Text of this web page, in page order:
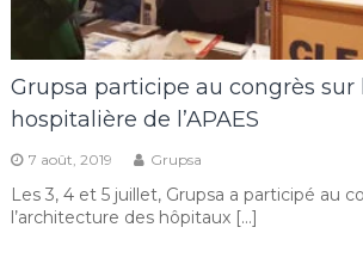
Grupsa participe au congrès sur
hospitalière de l’APAES
7 août, 2019 Grupsa
Les 3, 4 et 5 juillet, Grupsa a participé au
l’architecture des hôpitaux […]